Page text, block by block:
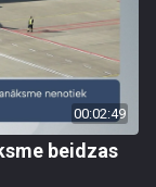
00:02:49
beidzas